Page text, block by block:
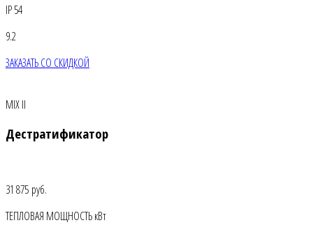
IP 54
9.2
ЗАКАЗАТЬ СО СКИДКОЙ
MIX II
Дестратификатор
31 875 руб.
ТЕПЛОВАЯ МОЩНОСТЬ кВт